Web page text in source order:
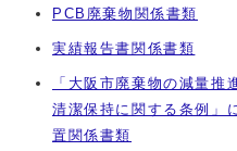
PCB廃棄物関係書類
実績報告書関係書類
「大阪市廃棄物の減量推
清潔保持に関する条例」
置関係書類